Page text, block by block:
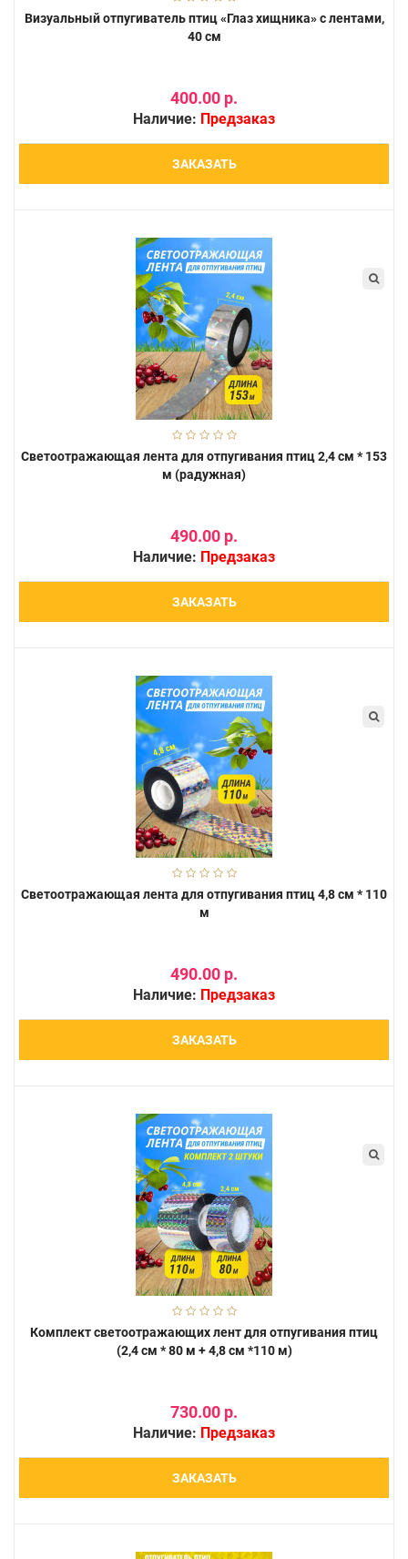
Визуальный отпугиватель птиц «Глаз хищника» с лентами,
40 см
400.00 р.
Наличие: Предзаказ
ЗАКАЗАТЬ
Светоотражающая лента для отпугивания птиц 2,4 см * 153
м (радужная)
490.00 р.
Наличие: Предзаказ
ЗАКАЗАТЬ
Светоотражающая лента для отпугивания птиц 4,8 см * 110
м
490.00 р.
Наличие: Предзаказ
ЗАКАЗАТЬ
Комплект светоотражающих лент для отпугивания птиц
(2,4 см * 80 м + 4,8 см *110 м)
730.00 р.
Наличие: Предзаказ
ЗАКАЗАТЬ